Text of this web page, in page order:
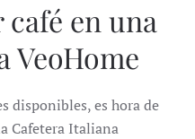
en una
VeoHome
disponibles, es hora de
Cafetera Italiana